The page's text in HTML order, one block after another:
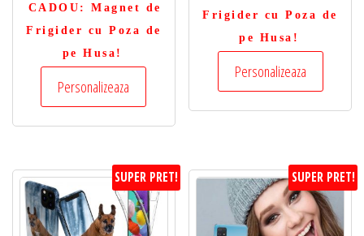
CADOU : Magnet de
Frigider cu Poza de
pe Husa!
Personalizeaza
Frigider cu Poza de
pe Husa!
Personalizeaza
SUPER PRET! SUPER PRET!